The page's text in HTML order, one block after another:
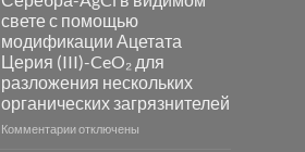
сенсоров
на
основе
металлов
платиновой
группы
свете с помощью
модификации Ацетата
Церия (III)-CeO₂ для
разложения нескольких
органических загрязнителей
Комментариикотключены